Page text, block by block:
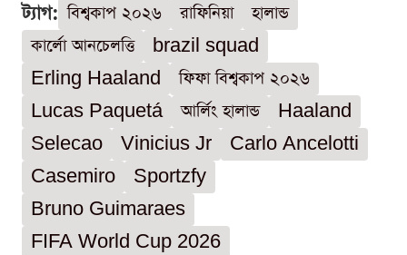
ট্যাগ: বিশ্বকাপ ২০২৬ রাফিনিয়া
হালান্ড
কার্লো আনচেলত্তি
brazil squad
Erling Haaland
ফিফা বিশ্বকাপ ২০২৬
Lucas Paquetá
আর্লিং হালান্ড
Haaland
Selecao
Vinicius Jr
Carlo Ancelotti
Casemiro
Sportzfy
Bruno Guimaraes
FIFA World Cup 2026